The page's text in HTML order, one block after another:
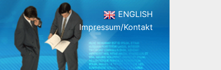
ENGLISH
Impressum/Kontakt